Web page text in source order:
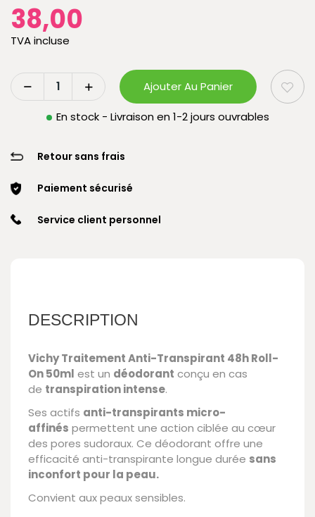
38,00
TVA incluse
Ajouter Au Panier
En stock - Livraison en 1-2 jours ouvrables
Retour sans frais
Paiement sécurisé
Service client personnel
DESCRIPTION
Vichy Traitement Anti-Transpirant 48h Roll-
On 50ml est un déodorant conçu en cas
de transpiration intense.
Ses actifs anti-transpirants micro-
affinés permettent une action ciblée au cœur
des pores sudoraux. Ce déodorant offre une
efficacité anti-transpirante longue durée sans
inconfort pour la peau.
Convient aux peaux sensibles.